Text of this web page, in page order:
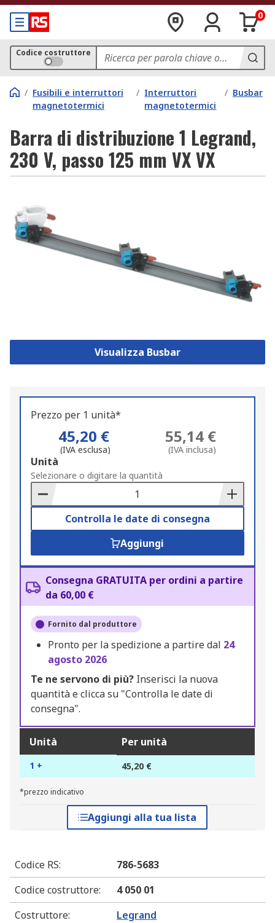
0
Codice costruttore
/ Fusibili e interruttori
magnetotermici
/ Interruttori
magnetotermici
/ Busbar
Barra di distribuzione 1 Legrand,
230 V, passo 125 mm VX VX
Visualizza Busbar
Prezzo per 1 unità*
45,20 €
(IVA esclusa)
55,14 €
(IVA inclusa)
Add
to
Basket
Unità
Selezionare o digitare la quantità
Controlla le date di consegna
Aggiungi
Consegna GRATUITA per ordini a partire
da 60,00 €
Fornito dal produttore
Pronto per la spedizione a partire dal 24
agosto 2026
Te ne servono di più? Inserisci la nuova
quantità e clicca su "Controlla le date di
consegna".
Unità Per unità
1 + 45,20 €
*prezzo indicativo
Aggiungi alla tua lista
Codice RS:
786-5683
Codice costruttore:
4 050 01
Costruttore: Legrand